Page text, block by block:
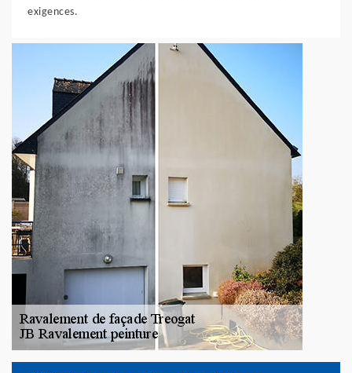
exigences.